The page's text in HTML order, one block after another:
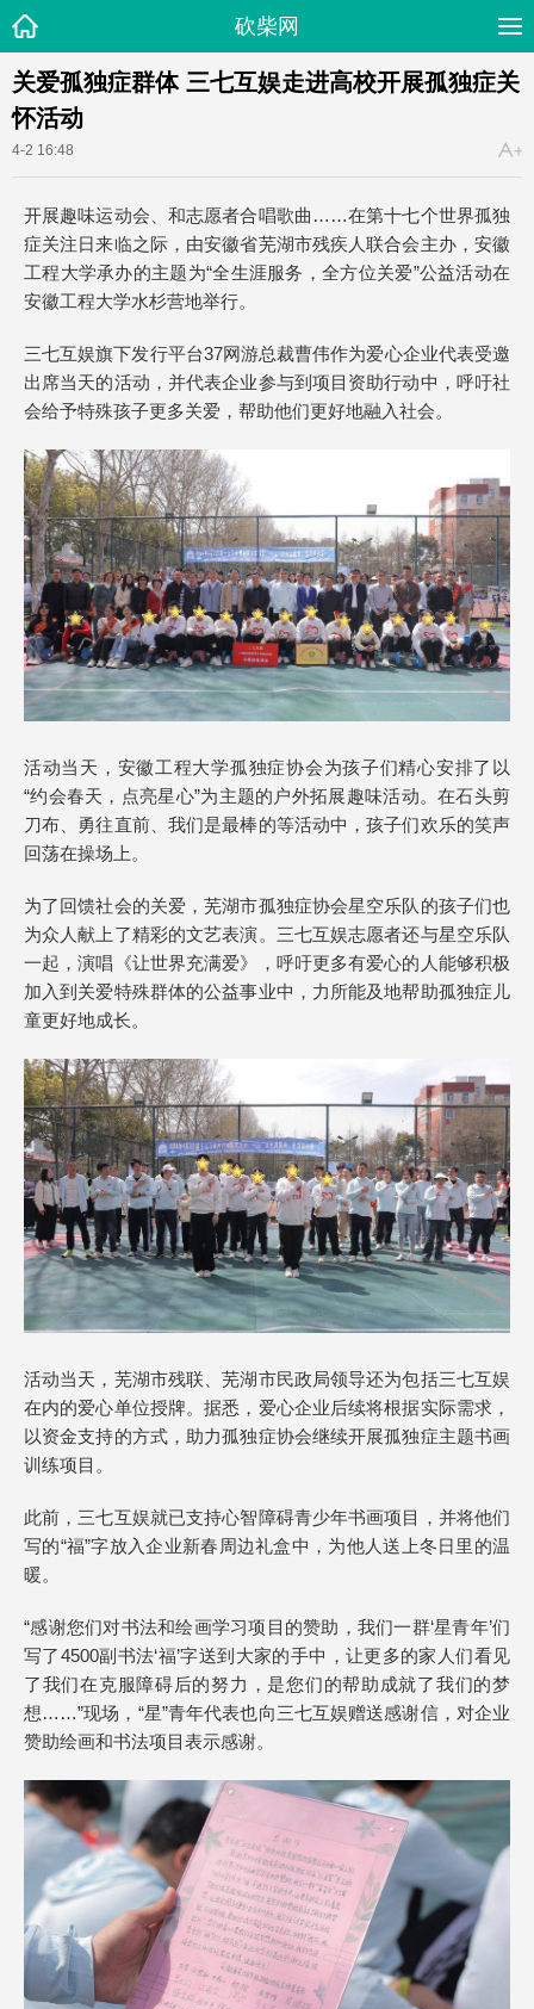
砍柴网
关爱孤独症群体 三七互娱走进高校开展孤独症关
怀活动
4-2 16:48
开展趣味运动会、和志愿者合唱歌曲……在第十七个世界孤独
症关注日来临之际，由安徽省芜湖市残疾人联合会主办，安徽
工程大学承办的主题为“全生涯服务，全方位关爱”公益活动在
安徽工程大学水杉营地举行。
三七互娱旗下发行平台37网游总裁曹伟作为爱心企业代表受邀
出席当天的活动，并代表企业参与到项目资助行动中，呼吁社
会给予特殊孩子更多关爱，帮助他们更好地融入社会。
活动当天，安徽工程大学孤独症协会为孩子们精心安排了以
“约会春天，点亮星心”为主题的户外拓展趣味活动。在石头剪
刀布、勇往直前、我们是最棒的等活动中，孩子们欢乐的笑声
回荡在操场上。
为了回馈社会的关爱，芜湖市孤独症协会星空乐队的孩子们也
为众人献上了精彩的文艺表演。三七互娱志愿者还与星空乐队
一起，演唱《让世界充满爱》，呼吁更多有爱心的人能够积极
加入到关爱特殊群体的公益事业中，力所能及地帮助孤独症儿
童更好地成长。
活动当天，芜湖市残联、芜湖市民政局领导还为包括三七互娱
在内的爱心单位授牌。据悉，爱心企业后续将根据实际需求，
以资金支持的方式，助力孤独症协会继续开展孤独症主题书画
训练项目。
此前，三七互娱就已支持心智障碍青少年书画项目，并将他们
写的“福”字放入企业新春周边礼盒中，为他人送上冬日里的温
暖。
“感谢您们对书法和绘画学习项目的赞助，我们一群‘星青年’们
写了4500副书法‘福’字送到大家的手中，让更多的家人们看见
了我们在克服障碍后的努力，是您们的帮助成就了我们的梦
想……”现场，“星”青年代表也向三七互娱赠送感谢信，对企业
赞助绘画和书法项目表示感谢。